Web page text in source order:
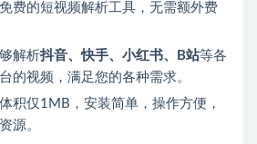
免费的短视频解析工具，无需额外费
解析抖音、快手、小红书、B站等各
的视频，满足您的各种需求。
体积仅1MB，安装简单，操作方便，
源。